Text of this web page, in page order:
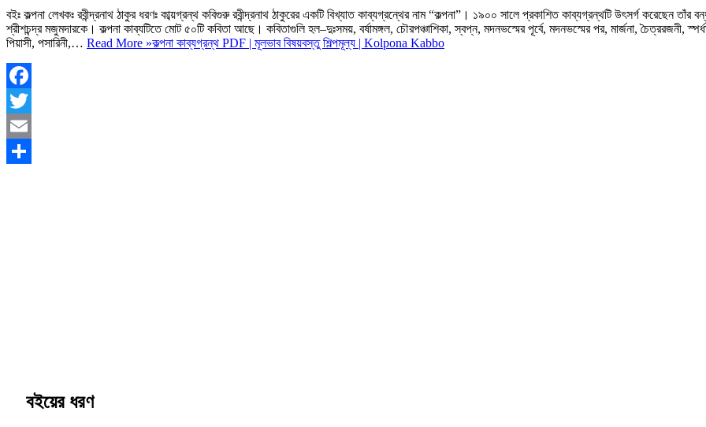
বইঃ কল্পনা লেখকঃ রবীন্দ্রনাথ ঠাকুর ধরণঃ কাব্য়গ্রন্থ কবিগুরু রবীন্দ্রনাথ ঠাকুরের একটি বিখ্যাত কাব্যগ্রন্থের নাম “কল্পনা”। ১৯০০ সালে প্রকাশিত কাব্যগ্রন্থটি উৎসর্গ করেছেন তাঁর
শ্রীশচন্দ্র মজুমদারকে। কল্পনা কাব্যটিতে মোট ৫০টি কবিতা আছে। কবিতাগুলি হল–দুঃসময়, বর্ষামঙ্গল, চৌরপঞ্চাশিকা, স্বপ্ন, মদনভস্মের পূর্বে, মদনভস্মের পর, মার্জনা, চৈত্ররজনী,
পিয়াসী, পসারিনী,… Read More »কল্পনা কাব্যগ্রন্থ PDF | মূলভাব বিষয়বস্তু শিল্পমূল্য | Kolpona Kabbo
Facebook
Twitter
Email
বইয়ের ধরণ